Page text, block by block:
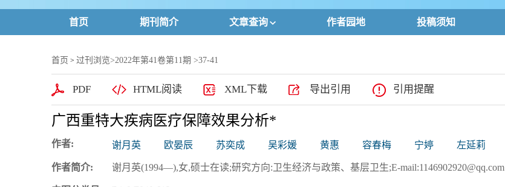
首页 期刊简介 文章查询
高级查询
下载排名
浏览排名
作者园地 投稿须知
首页 > 过刊浏览>2022年第41卷第11期 >37-41
PDF HTML阅读 XML下载 导出引用 引用提醒
广西重特大疾病医疗保障效果分析*
作者: 谢月英 欧晏辰 苏奕成 吴彩媛 黄惠 容春梅 宁婷 左延莉
作者简介: 谢月英(1994—),女,硕士在读;研究方向:卫生经济与政策、基层卫生;E-mail:1146902920@qq.com